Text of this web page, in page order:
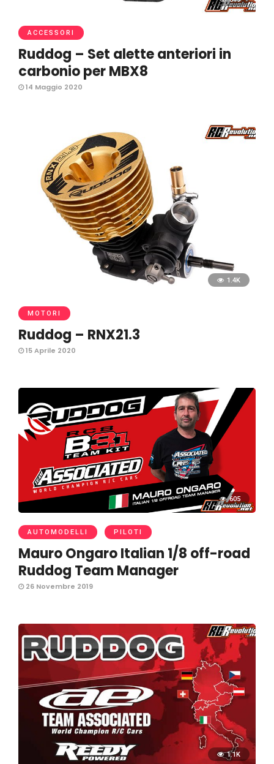
ACCESSORI
Ruddog – Set alette anteriori in
carbonio per MBX8
14 Maggio 2020
1.4K
MOTORI
Ruddog – RNX21.3
15 Aprile 2020
605
AUTOMODELLI PILOTI
Mauro Ongaro Italian 1/8 off-road
Ruddog Team Manager
26 Novembre 2019
1.1K